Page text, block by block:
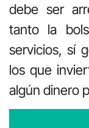
debe ser
tanto la
servicios, sí
los que
algún dinero